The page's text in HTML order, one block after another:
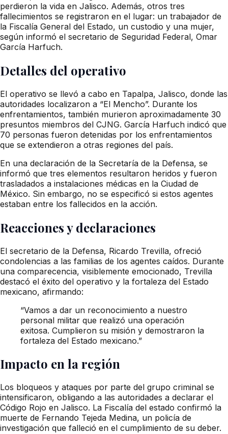
perdieron la vida en Jalisco. Además, otros tres
fallecimientos se registraron en el lugar: un trabajador de
la Fiscalía General del Estado, un custodio y una mujer,
según informó el secretario de Seguridad Federal, Omar
García Harfuch.
Detalles del operativo
El operativo se llevó a cabo en Tapalpa, Jalisco, donde las
autoridades localizaron a “El Mencho”. Durante los
enfrentamientos, también murieron aproximadamente 30
presuntos miembros del CJNG. García Harfuch indicó que
70 personas fueron detenidas por los enfrentamientos
que se extendieron a otras regiones del país.
En una declaración de la Secretaría de la Defensa, se
informó que tres elementos resultaron heridos y fueron
trasladados a instalaciones médicas en la Ciudad de
México. Sin embargo, no se especificó si estos agentes
estaban entre los fallecidos en la acción.
Reacciones y declaraciones
El secretario de la Defensa, Ricardo Trevilla, ofreció
condolencias a las familias de los agentes caídos. Durante
una comparecencia, visiblemente emocionado, Trevilla
destacó el éxito del operativo y la fortaleza del Estado
mexicano, afirmando:
“Vamos a dar un reconocimiento a nuestro
personal militar que realizó una operación
exitosa. Cumplieron su misión y demostraron la
fortaleza del Estado mexicano.”
Impacto en la región
Los bloqueos y ataques por parte del grupo criminal se
intensificaron, obligando a las autoridades a declarar el
Código Rojo en Jalisco. La Fiscalía del estado confirmó la
muerte de Fernando Tejeda Medina, un policía de
investigación que falleció en el cumplimiento de su deber.